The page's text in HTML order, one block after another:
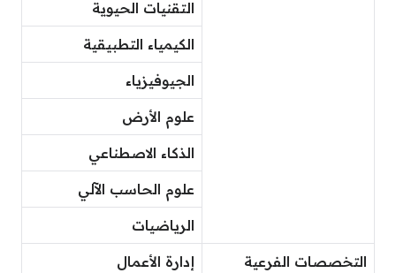
التقنيات الحيوية
الكيمياء التطبيقية
الجيوفيزياء
علوم الأرض
الذكاء الاصطناعي
علوم الحاسب الآلي
الرياضيات
التخصصات الفرعية
إدارة الأعمال